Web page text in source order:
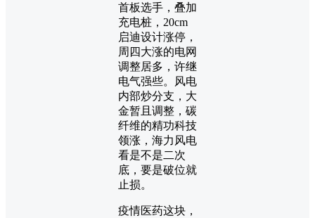
首板选手，叠加
充电桩，20cm
启迪设计涨停，
周四大涨的电网
调整居多，许继
电气强些。风电
内部炒分支，大
金暂且调整，碳
纤维的精功科技
领涨，海力风电
看是不是二次
底，要是破位就
止损。
疫情医药这块，